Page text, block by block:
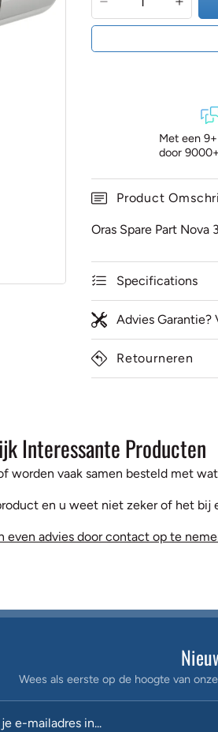
Met een
door
Product
Oras Spare Part Nova
Specifications
Advies Garantie?
Retourneren
Interessante Producten
worden vaak samen besteld met
en u weet niet zeker of het bij
even advies door contact op te
Wees als eerste op de hoogte van
e-mailadres in...